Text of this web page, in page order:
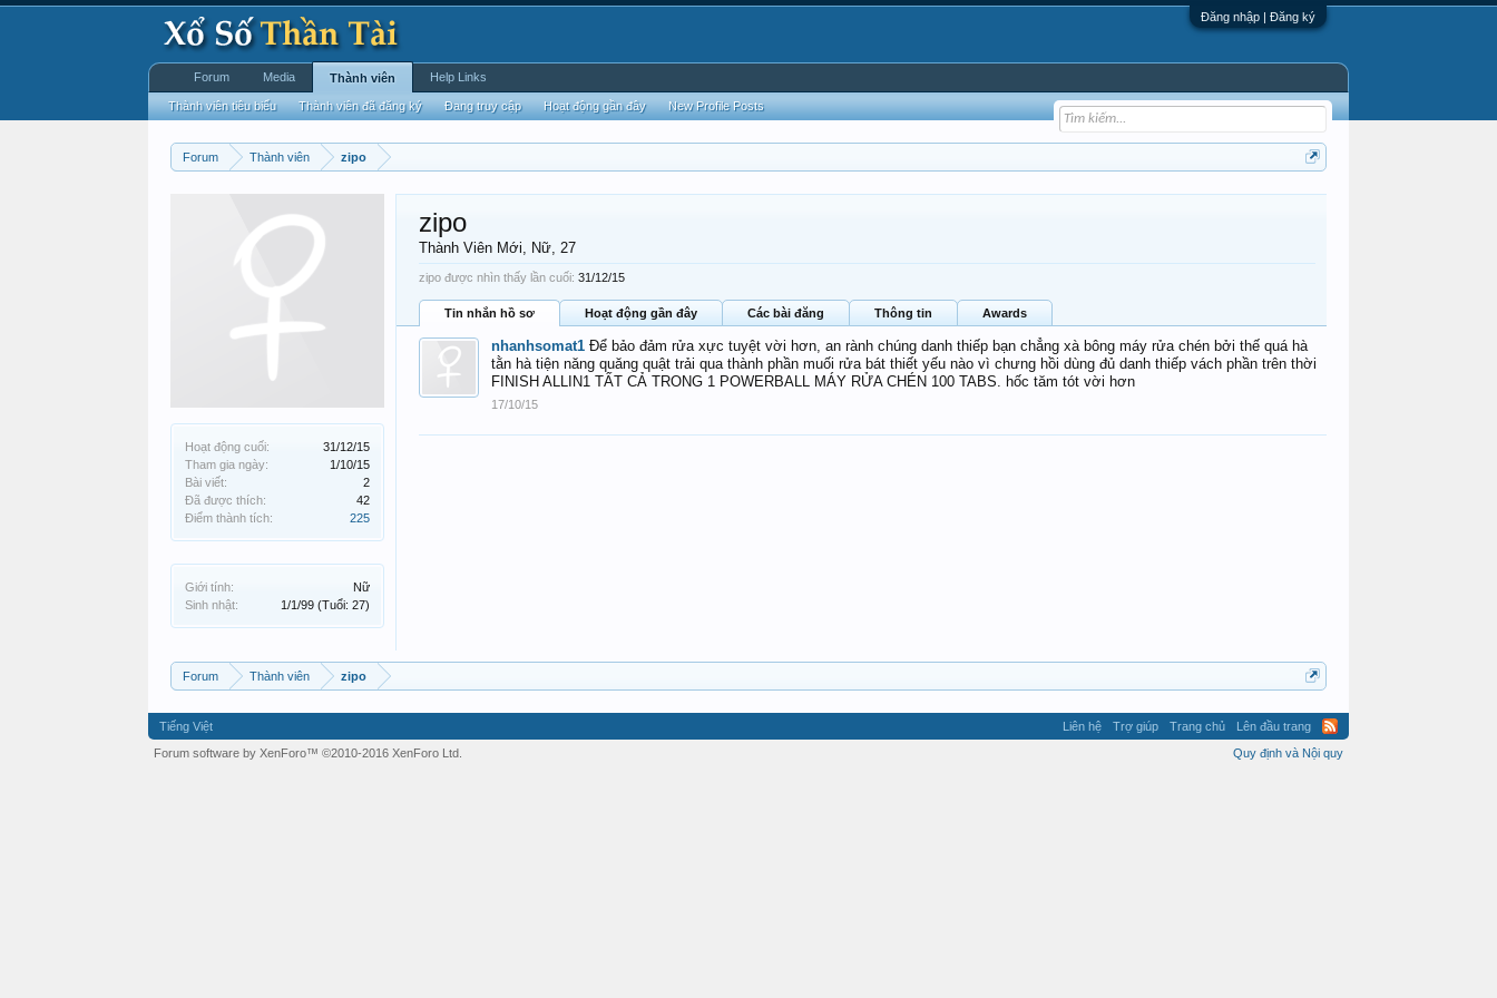
Đăng nhập | Đăng ký
Forum Thành viên zipo
Hoạt động cuối:
31/12/15
Tham gia ngày:
1/10/15
Bài viết:
2
Đã được thích:
42
Điểm thành tích:
225
Giới tính:
Nữ
Sinh nhật:
1/1/99 (Tuổi: 27)
zipo
Thành Viên Mới, Nữ, 27
zipo được nhìn thấy lần cuối: 31/12/15
Tin nhắn hồ sơ Hoạt động gần đây Các bài đăng Thông tin Awards
nhanhsomat1 Để bảo đảm rửa xực tuyệt vời hơn, an rành chúng danh thiếp bạn chẳng xà bông máy rửa chén bởi thế quá hà
tằn hà tiện năng quăng quật trải qua thành phần muối rửa bát thiết yếu nào vì chưng hồi dùng đủ danh thiếp vách phần trên thời
FINISH ALLIN1 TẤT CẢ TRONG 1 POWERBALL MÁY RỬA CHÉN 100 TABS. hốc tăm tót vời hơn
17/10/15
Forum Thành viên zipo
Forum Media Thành viên
Thành viên tiêu biểu Thành viên đã đăng ký Đang truy cập Hoạt động gần đây New Profile Posts
Help Links
Tiếng Việt Liên hệ Trợ giúp Trang chủ
Lên đầu trang
Quy định và Nội quy
Forum software by XenForo™ ©2010-2016 XenForo Ltd.